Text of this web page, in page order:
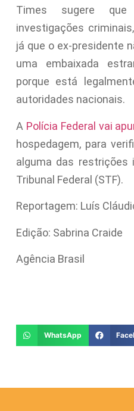
Times sugere
investigações
já que o ex-presidente
uma embaixada
porque está
autoridades nacionais.
A Polícia Federal vai
hospedagem, para
alguma das restrições
Tribunal Federal (STF).
Reportagem: Luís
Edição: Sabrina Craide
Agência Brasil
WhatsApp